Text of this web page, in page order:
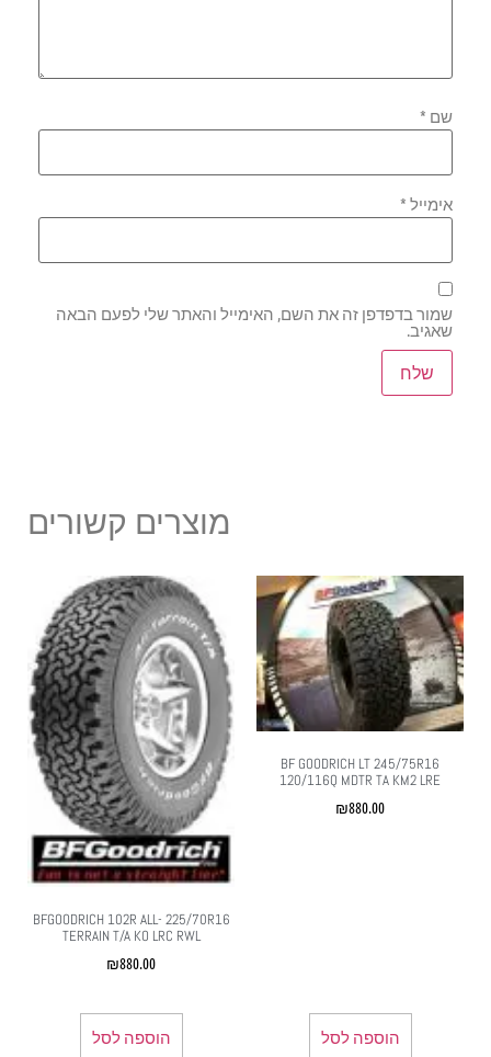
שם*
אימייל*
שמור בדפדפן זה את השם, האימייל והאתר שלי לפעם הבאה
שאגיב.
מוצרים קשורים
BF GOODRICH LT 245/75R16
120/116Q MDTR TA KM2 LRE
₪880.00
הוספה לסל
225/70R16 ‏BFGOODRICH 102R ALL-
TERRAIN T/A KO LRC RWL
₪880.00
הוספה לסל